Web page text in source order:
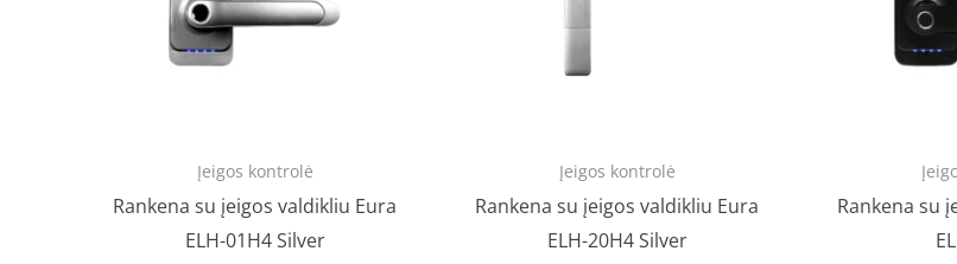
Įeigos kontrolė
Rankena su įeigos valdikliu Eura
ELH-01H4 Silver
Įeigos kontrolė
Rankena su įeigos valdikliu Eura
ELH-20H4 Silver
Rankena su